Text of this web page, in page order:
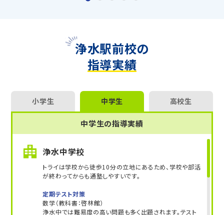
浄水駅前校の
指導実績
小学生 中学生 高校生
中学生の指導実績
浄水中学校
トライは学校から徒歩10分の立地にあるため、学校や部活
が終わってからも通塾しやすいです。
定期テスト対策
数学（教科書：啓林館）
浄水中では難易度の高い問題も多く出題されます。テスト